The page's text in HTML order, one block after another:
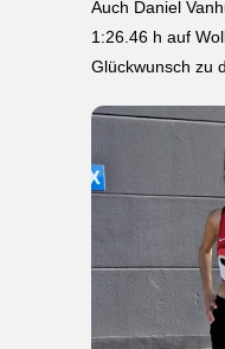
Auch Daniel
1:26.46 h auf
Glückwunsch zu